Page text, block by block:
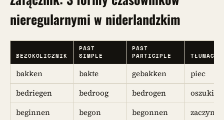
nieregularnymi w niderlandzkim
BEZOKOLICZNIK
PAST
SIMPLE
PAST
PARTICIPLE
bakken bakte gebakken
piec
bedriegen
bedroog bedrogen
beginnen
begon begonnen
zaczynać